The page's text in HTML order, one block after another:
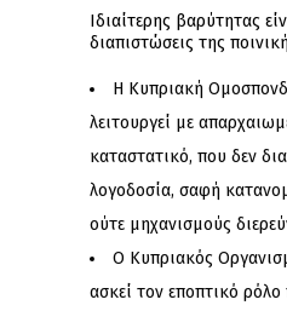
Ιδιαίτερης βαρύτητας
διαπιστώσεις της
Η Κυπριακή
λειτουργεί με
καταστατικό, που δεν
λογοδοσία, σαφή
ούτε μηχανισμούς
Ο Κυπριακός
ασκεί τον εποπτικό